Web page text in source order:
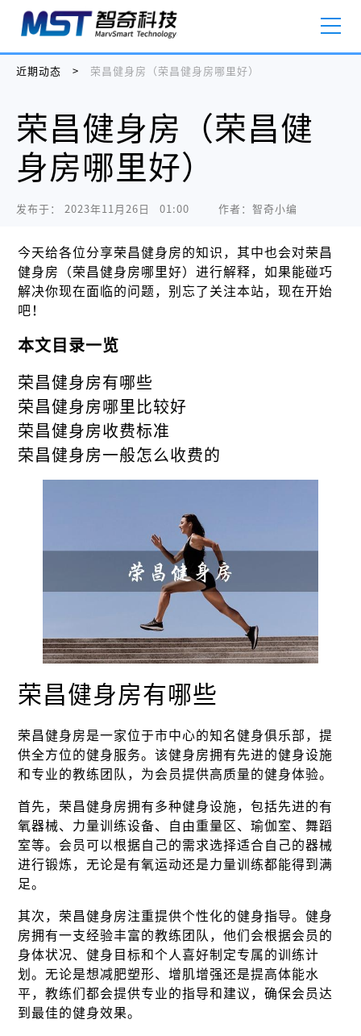
近期动态 > 荣昌健身房（荣昌健身房哪里好）
荣昌健身房（荣昌健
身房哪里好）
发布于： 2023年11月26日   01:00 作者：智奇小编
今天给各位分享荣昌健身房的知识，其中也会对荣昌
健身房（荣昌健身房哪里好）进行解释，如果能碰巧
解决你现在面临的问题，别忘了关注本站，现在开始
吧！
本文目录一览
荣昌健身房有哪些
荣昌健身房哪里比较好
荣昌健身房收费标准
荣昌健身房一般怎么收费的
荣昌健身房有哪些
荣昌健身房是一家位于市中心的知名健身俱乐部，提
供全方位的健身服务。该健身房拥有先进的健身设施
和专业的教练团队，为会员提供高质量的健身体验。
首先，荣昌健身房拥有多种健身设施，包括先进的有
氧器械、力量训练设备、自由重量区、瑜伽室、舞蹈
室等。会员可以根据自己的需求选择适合自己的器械
进行锻炼，无论是有氧运动还是力量训练都能得到满
足。
其次，荣昌健身房注重提供个性化的健身指导。健身
房拥有一支经验丰富的教练团队，他们会根据会员的
身体状况、健身目标和个人喜好制定专属的训练计
划。无论是想减肥塑形、增肌增强还是提高体能水
平，教练们都会提供专业的指导和建议，确保会员达
到最佳的健身效果。